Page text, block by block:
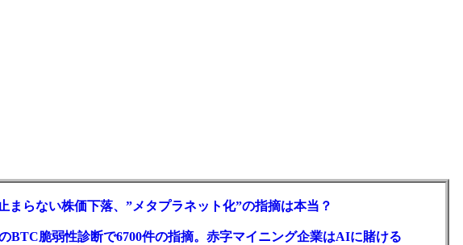
まらない株価下落、”メタプラネット化”の指摘は本当？
BTC脆弱性診断で6700件の指摘。赤字マイニング企業はAIに賭ける